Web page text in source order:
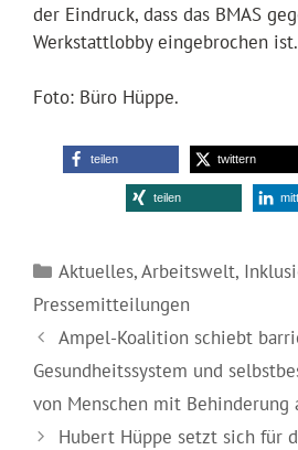
der Eindruck, dass das BMAS
Werkstattlobby eingebrochen ist.
Foto: Büro Hüppe.
teilen twittern
teilen
Kategorien
Aktuelles,Arbeitswelt,
Pressemitteilungen
Ampel-Koalition schiebt
Gesundheitssystem und
von Menschen mit Behinderung
Hubert Hüppe setzt sich für